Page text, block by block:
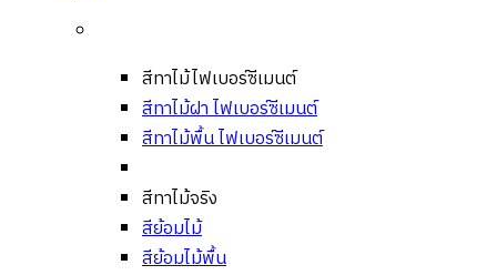
สีทาไม้ไฟเบอร์ซีเมนต์
สีทาไม้ฝา ไฟเบอร์ซีเมนต์
สีทาไม้พื้น ไฟเบอร์ซีเมนต์
สีทาไม้จริง
สีย้อมไม้
สีย้อมไม้พื้น